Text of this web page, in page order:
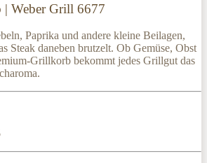
Weber Grill 6677
Paprika und andere kleine Beilagen,
Steak daneben brutzelt. Ob Gemüse, Obst
Grillkorb bekommt jedes Grillgut das